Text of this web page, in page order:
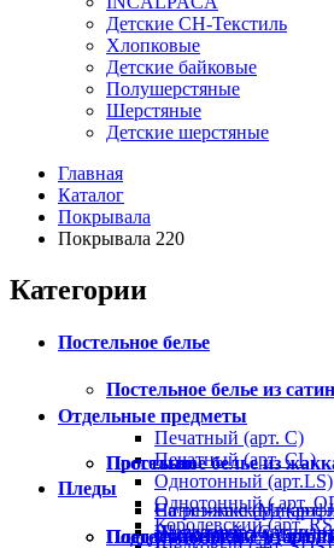
Детские СН-Текстиль
Хлопковые
Детские байковые
Полушерстяные
Шерстяные
Детские шерстяные
Главная
Каталог
Покрывала
Покрывала 220
Категории
Постельное белье
Постельное белье из
Печатный (арт. С)
Печатный (арт. СL)
Однотонный (арт.LS)
Однотонный ( арт.
Королевский (арт.
Постельное белье из
Сатин-жаккард (арт.
Шелковый жаккард
Постельное белье из
Отдельные предметы
Простыни
На резинке
На резинке (Сатин)
Пододеяльники
Пледы
Плед INCALPACA